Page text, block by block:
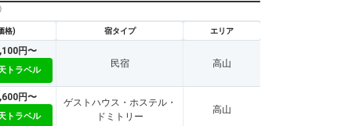
格) 宿タイプ エリア
円〜
トラベル
民宿 高山
円〜
トラベル
ゲストハウス・ホステル・
ドミトリー
高山